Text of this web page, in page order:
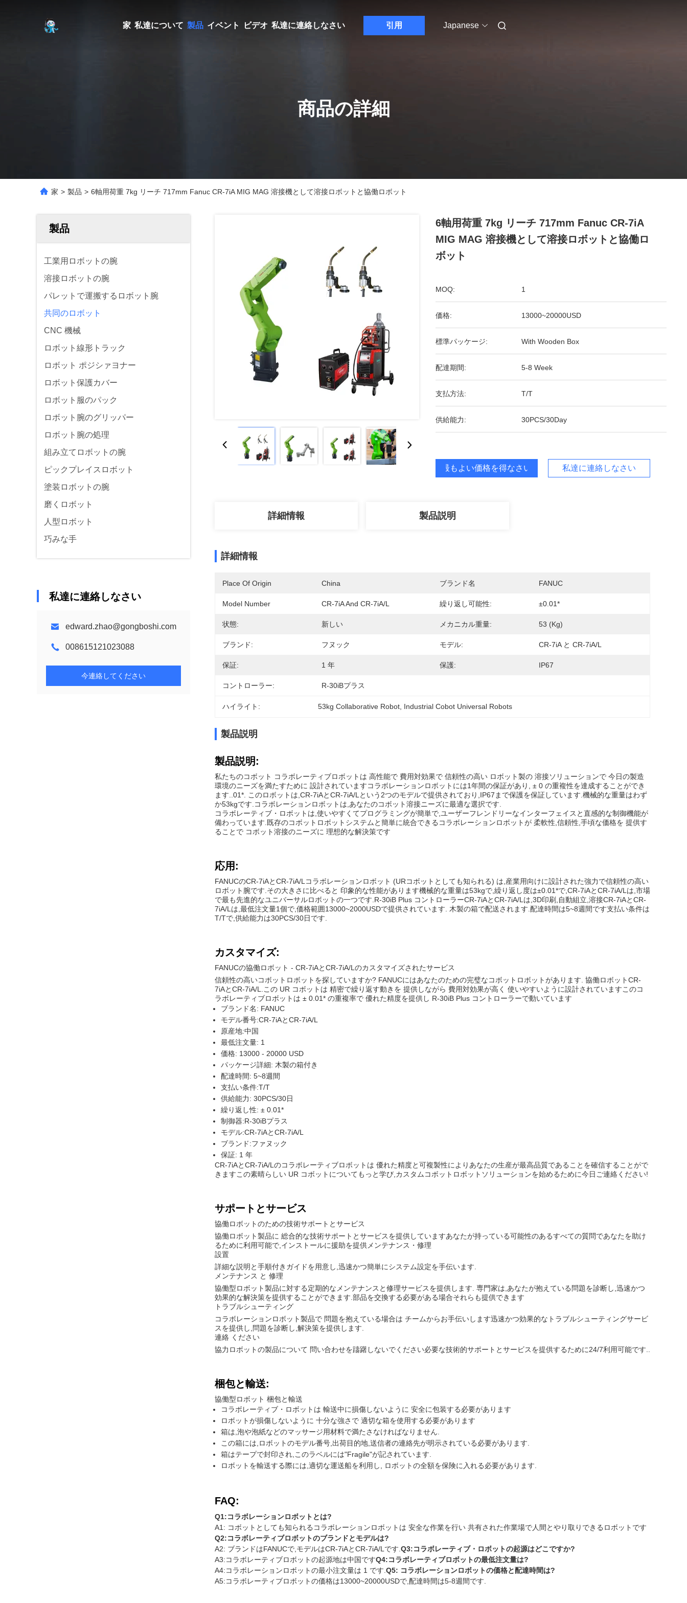
家 私達について 製品 イベント ビデオ 私達に連絡しなさい 引用 Japanese
商品の詳細
家 > 製品 > 6軸用荷重 7kg リーチ 717mm Fanuc CR-7iA MIG MAG 溶接機として溶接ロボットと協働ロボット
製品
工業用ロボットの腕
溶接ロボットの腕
パレットで運搬するロボット腕
共同のロボット
CNC 機械
ロボット線形トラック
ロボット ポジシァヨナー
ロボット保護カバー
ロボット服のパック
ロボット腕のグリッパー
ロボット腕の処理
組み立てロボットの腕
ピックプレイスロボット
塗装ロボットの腕
磨くロボット
人型ロボット
巧みな手
私達に連絡しなさい
edward.zhao@gongboshi.com
008615121023088
今連絡してください
6軸用荷重 7kg リーチ 717mm Fanuc CR-7iA
MIG MAG 溶接機として溶接ロボットと協働ロ
ボット
MOQ: 1
価格: 13000~20000USD
標準パッケージ: With Wooden Box
配達期間: 5-8 Week
支払方法: T/T
供給能力: 30PCS/30Day
最もよい価格を得なさい 私達に連絡しなさい
詳細情報 製品説明
詳細情報
Place Of Origin China ブランド名 FANUC
Model Number CR-7iA And CR-7iA/L 繰り返し可能性: ±0.01*
状態: 新しい メカニカル重量: 53 (kg)
ブランド: フヌック モデル: CR-7iA と CR-7iA/L
保証: 1 年 保護: IP67
コントローラー: R-30iBプラス
ハイライト: 53kg Collaborative Robot Industrial Cobot Universal Robots
製品説明
製品説明:
私たちのコボット コラボレーティブロボットは 高性能で 費用対効果で 信頼性の高い ロボット製の 溶接ソリューションで 今日の製造
環境のニーズを満たすために 設計されていますコラボレーションロボットには1年間の保証があり, ± 0 の重複性を達成することができ
ます..01*. このロボットは,CR-7iAとCR-7iA/Lという2つのモデルで提供されており,IP67まで保護を保証しています.機械的な重量はわず
か53kgです.コラボレーションロボットは,あなたのコボット溶接ニーズに最適な選択です.
コラボレーティブ・ロボットは,使いやすくてプログラミングが簡単で,ユーザーフレンドリーなインターフェイスと直感的な制御機能が
備わっています.既存のコボットロボットシステムと簡単に統合できるコラボレーションロボットが 柔軟性,信頼性,手頃な価格を 提供す
ることで コボット溶接のニーズに 理想的な解決策です
応用:
FANUCのCR-7iAとCR-7iA/Lコラボレーションロボット (URコボットとしても知られる) は,産業用向けに設計された強力で信頼性の高い
ロボット腕です.その大きさに比べると 印象的な性能があります機械的な重量は53kgで,繰り返し度は±0.01*で,CR-7iAとCR-7iA/Lは,市場
で最も先進的なユニバーサルロボットの一つです.R-30iB Plus コントローラーCR-7iAとCR-7iA/Lは,3D印刷,自動組立,溶接CR-7iAとCR-
7iA/Lは,最低注文量1個で,価格範囲13000~2000USDで提供されています. 木製の箱で配送されます.配達時間は5~8週間です支払い条件は
T/Tで,供給能力は30PCS/30日です.
カスタマイズ:
FANUCの協働ロボット - CR-7iAとCR-7iA/Lのカスタマイズされたサービス
信頼性の高いコボットロボットを探していますか? FANUCにはあなたのための完璧なコボットロボットがあります. 協働ロボットCR-
7iAとCR-7iA/L.この UR コボットは 精密で繰り返す動きを 提供しながら 費用対効果が高く 使いやすいように設計されていますこのコ
ラボレーティブロボットは ± 0.01* の重複率で 優れた精度を提供し R-30iB Plus コントローラーで動いています
ブランド名: FANUC
モデル番号:CR-7iAとCR-7iA/L
原産地:中国
最低注文量: 1
価格: 13000 - 20000 USD
パッケージ詳細: 木製の箱付き
配達時間: 5~8週間
支払い条件:T/T
供給能力: 30PCS/30日
繰り返し性: ± 0.01*
制御器:R-30iBプラス
モデル:CR-7iAとCR-7iA/L
ブランド:ファヌック
保証: 1 年
CR-7iAとCR-7iA/Lのコラボレーティブロボットは 優れた精度と可複製性によりあなたの生産が最高品質であることを確信することがで
きますこの素晴らしい UR コボットについてもっと学び,カスタムコボットロボットソリューションを始めるために今日ご連絡ください!
サポートとサービス
協働ロボットのための技術サポートとサービス
協働ロボット製品に 総合的な技術サポートとサービスを提供していますあなたが持っている可能性のあるすべての質問であなたを助け
るために利用可能で,インストールに援助を提供メンテナンス・修理
設置
詳細な説明と手順付きガイドを用意し,迅速かつ簡単にシステム設定を手伝います.
メンテナンス と 修理
協働型ロボット製品に対する定期的なメンテナンスと修理サービスを提供します. 専門家は,あなたが抱えている問題を診断し,迅速かつ
効果的な解決策を提供することができます.部品を交換する必要がある場合それらも提供できます
トラブルシューティング
コラボレーションロボット製品で 問題を抱えている場合は チームからお手伝いします迅速かつ効果的なトラブルシューティングサービ
スを提供し,問題を診断し,解決策を提供します.
連絡 ください
協力ロボットの製品について 問い合わせを躊躇しないでください必要な技術的サポートとサービスを提供するために24/7利用可能です..
梱包と輸送:
協働型ロボット 梱包と輸送
コラボレーティブ・ロボットは 輸送中に損傷しないように 安全に包装する必要があります
ロボットが損傷しないように 十分な強さで 適切な箱を使用する必要があります
箱は,泡や泡紙などのマッサージ用材料で満たさなければなりません.
この箱には,ロボットのモデル番号,出荷目的地,送信者の連絡先が明示されている必要があります.
箱はテープで封印され,このラベルには"Fragile"が記されています.
ロボットを輸送する際には,適切な運送船を利用し, ロボットの全額を保険に入れる必要があります.
FAQ:
Q1:コラボレーションロボットとは?
A1: コボットとしても知られるコラボレーションロボットは 安全な作業を行い 共有された作業場で人間とやり取りできるロボットです
Q2:コラボレーティブロボットのブランドとモデルは?
A2: ブランドはFANUCで,モデルはCR-7iAとCR-7iA/Lです. Q3:コラボレーティブ・ロボットの起源はどこですか?
A3:コラボレーティブロボットの起源地は中国ですQ4:コラボレーティブロボットの最低注文量は?
A4:コラボレーションロボットの最小注文量は 1 です. Q5: コラボレーションロボットの価格と配達時間は?
A5:コラボレーティブロボットの価格は13000~20000USDで,配達時間は5-8週間です.